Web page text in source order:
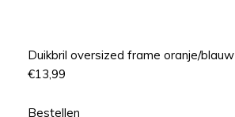
Duikbril oversized frame oranje/blauw
€13,99
Bestellen